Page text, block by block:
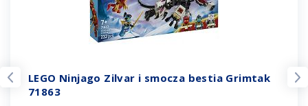
LEGO Ninjago Zilvar i smocza bestia Grimtak
71863